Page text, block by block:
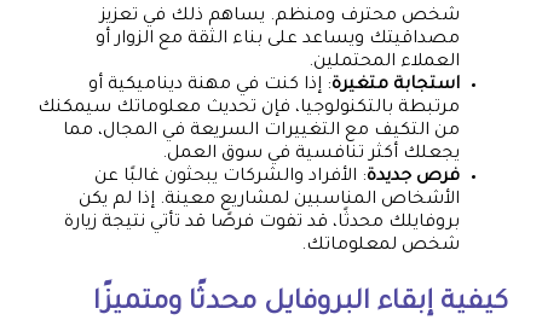
شخص محترف ومنظم. يساهم ذلك في تعزيز
مصداقيتك ويساعد على بناء الثقة مع الزوار أو
العملاء المحتملين.
استجابة متغيرة: إذا كنت في مهنة ديناميكية أو
مرتبطة بالتكنولوجيا، فإن تحديث معلوماتك سيمكنك
من التكيف مع التغييرات السريعة في المجال، مما
يجعلك أكثر تنافسية في سوق العمل.
فرص جديدة: الأفراد والشركات يبحثون غالبًا عن
الأشخاص المناسبين لمشاريع معينة. إذا لم يكن
بروفايلك محدثًا، قد تفوت فرصًا قد تأتي نتيجة زيارة
شخص لمعلوماتك.
كيفية إبقاء البروفايل محدثًا ومتميزًا